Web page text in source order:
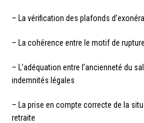
– La vérification des plafonds
– La cohérence entre le motif de
– L’adéquation entre l’ancienneté du
indemnités légales
– La prise en compte correcte de la
retraite